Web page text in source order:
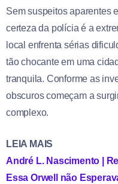
Sem suspeitos aparentes
certeza da polícia é a
local enfrenta sérias
tão chocante em uma
tranquila. Conforme as
obscuros começam a
complexo.
LEIA MAIS
André L. Nascimento |
Essa Orwell não